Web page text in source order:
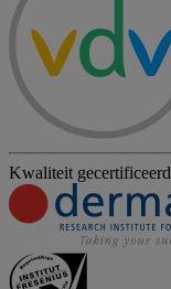
Kwaliteit gecertificeerd